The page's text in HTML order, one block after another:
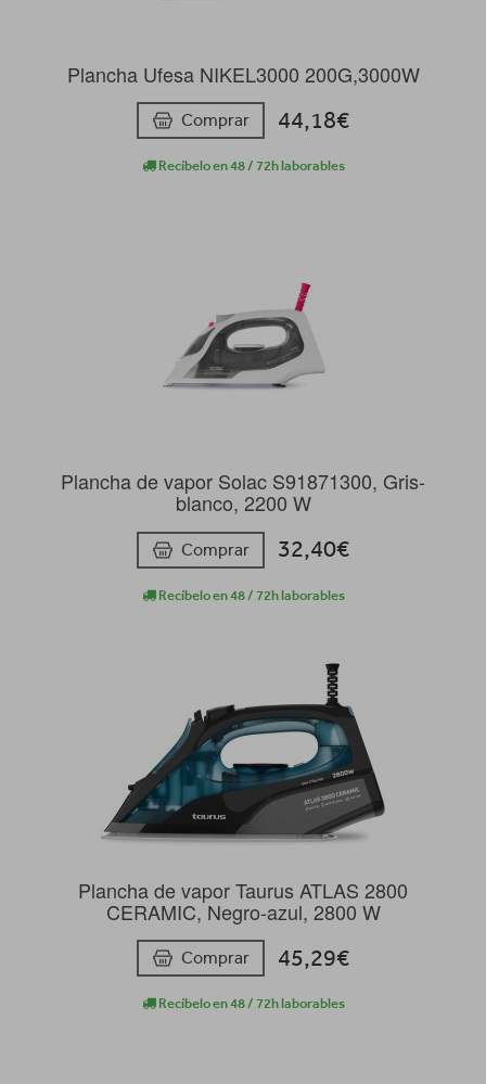
Plancha Ufesa NIKEL3000 200G,3000W
Comprar 44,18€
Recíbelo en 48 / 72h laborables
Plancha de vapor Solac S91871300, Gris-
blanco, 2200 W
Comprar 32,40€
Recíbelo en 48 / 72h laborables
Plancha de vapor Taurus ATLAS 2800
CERAMIC, Negro-azul, 2800 W
Comprar 45,29€
Recíbelo en 48 / 72h laborables